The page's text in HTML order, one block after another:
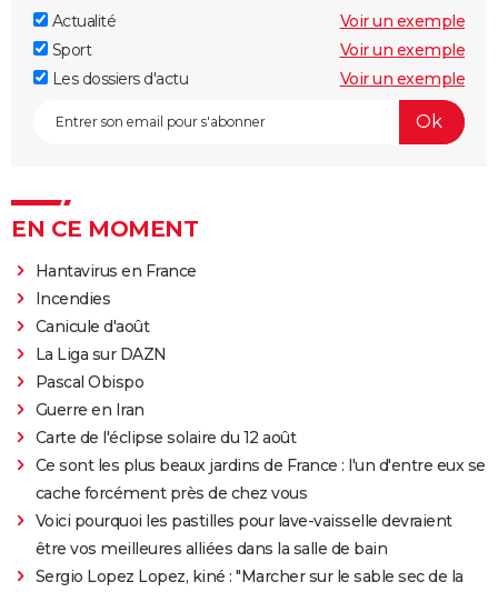
Actualité
Voir un exemple
Sport
Voir un exemple
Les dossiers d'actu
Voir un exemple
EN CE MOMENT
Hantavirus en France
Incendies
Canicule d'août
La Liga sur DAZN
Pascal Obispo
Guerre en Iran
Carte de l'éclipse solaire du 12 août
Ce sont les plus beaux jardins de France : l'un d'entre eux se
cache forcément près de chez vous
Voici pourquoi les pastilles pour lave-vaisselle devraient
être vos meilleures alliées dans la salle de bain
Sergio Lopez Lopez, kiné : "Marcher sur le sable sec de la